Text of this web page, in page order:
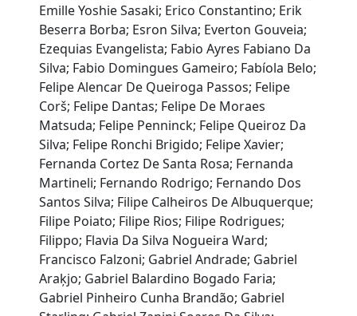
Emille Yoshie Sasaki; Erico Constantino; Erik
Beserra Borba; Esron Silva; Everton Gouveia;
Ezequias Evangelista; Fabio Ayres Fabiano Da
Silva; Fabio Domingues Gameiro; Fabíola Belo;
Felipe Alencar De Queiroga Passos; Felipe
Corš; Felipe Dantas; Felipe De Moraes
Matsuda; Felipe Penninck; Felipe Queiroz Da
Silva; Felipe Ronchi Brigido; Felipe Xavier;
Fernanda Cortez De Santa Rosa; Fernanda
Martineli; Fernando Rodrigo; Fernando Dos
Santos Silva; Filipe Calheiros De Albuquerque;
Filipe Poiato; Filipe Rios; Filipe Rodrigues;
Filippo; Flavia Da Silva Nogueira Ward;
Francisco Falzoni; Gabriel Andrade; Gabriel
Araķjo; Gabriel Balardino Bogado Faria;
Gabriel Pinheiro Cunha Brandão; Gabriel